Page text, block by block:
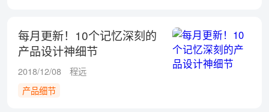
每月更新！10个记忆深刻的
产品设计神细节
2018/12/08
程远
产品细节